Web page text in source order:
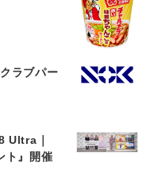
ラブパー
Ultra｜
ト』開催